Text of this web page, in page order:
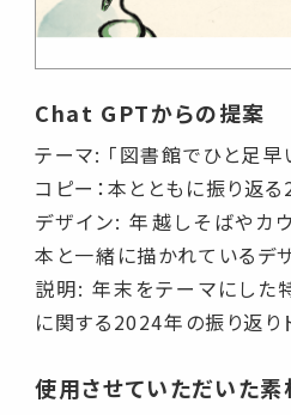
Chat GPTからの提案
テーマ: 「図書館でひと足早
コピー：本とともに振り返
デザイン: 年越しそばやカウ
本と一緒に描かれているデザ
説明: 年末をテーマにした
に関する2024年の振り返り
使用させていただいた素